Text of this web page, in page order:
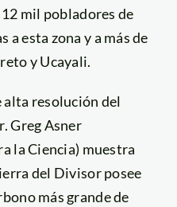
mil pobladores de
a esta zona y a más de
y Ucayali.
alta resolución del
Greg Asner
la Ciencia) muestra
del Divisor posee
más grande de